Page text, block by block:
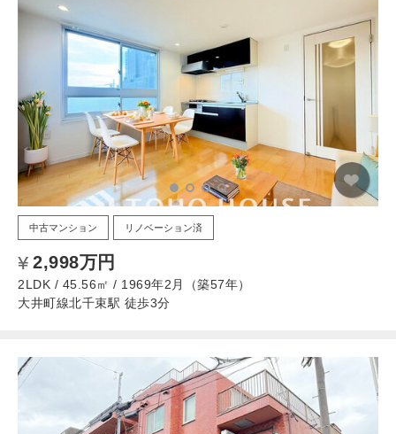
中古マンション リノベーション済
2,998万円
2LDK / 45.56㎡ / 1969年2月（築57年）
大井町線北千束駅 徒歩3分